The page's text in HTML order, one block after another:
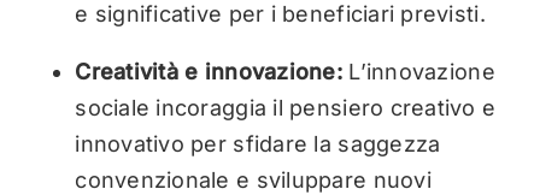
e significative per i beneficiari previsti.
Creatività e innovazione: L’innovazione
sociale incoraggia il pensiero creativo e
innovativo per sfidare la saggezza
convenzionale e sviluppare nuovi